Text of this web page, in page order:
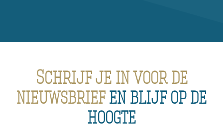
Schrijf je in voor de
nieuwsbriefen blijf op de
hoogte